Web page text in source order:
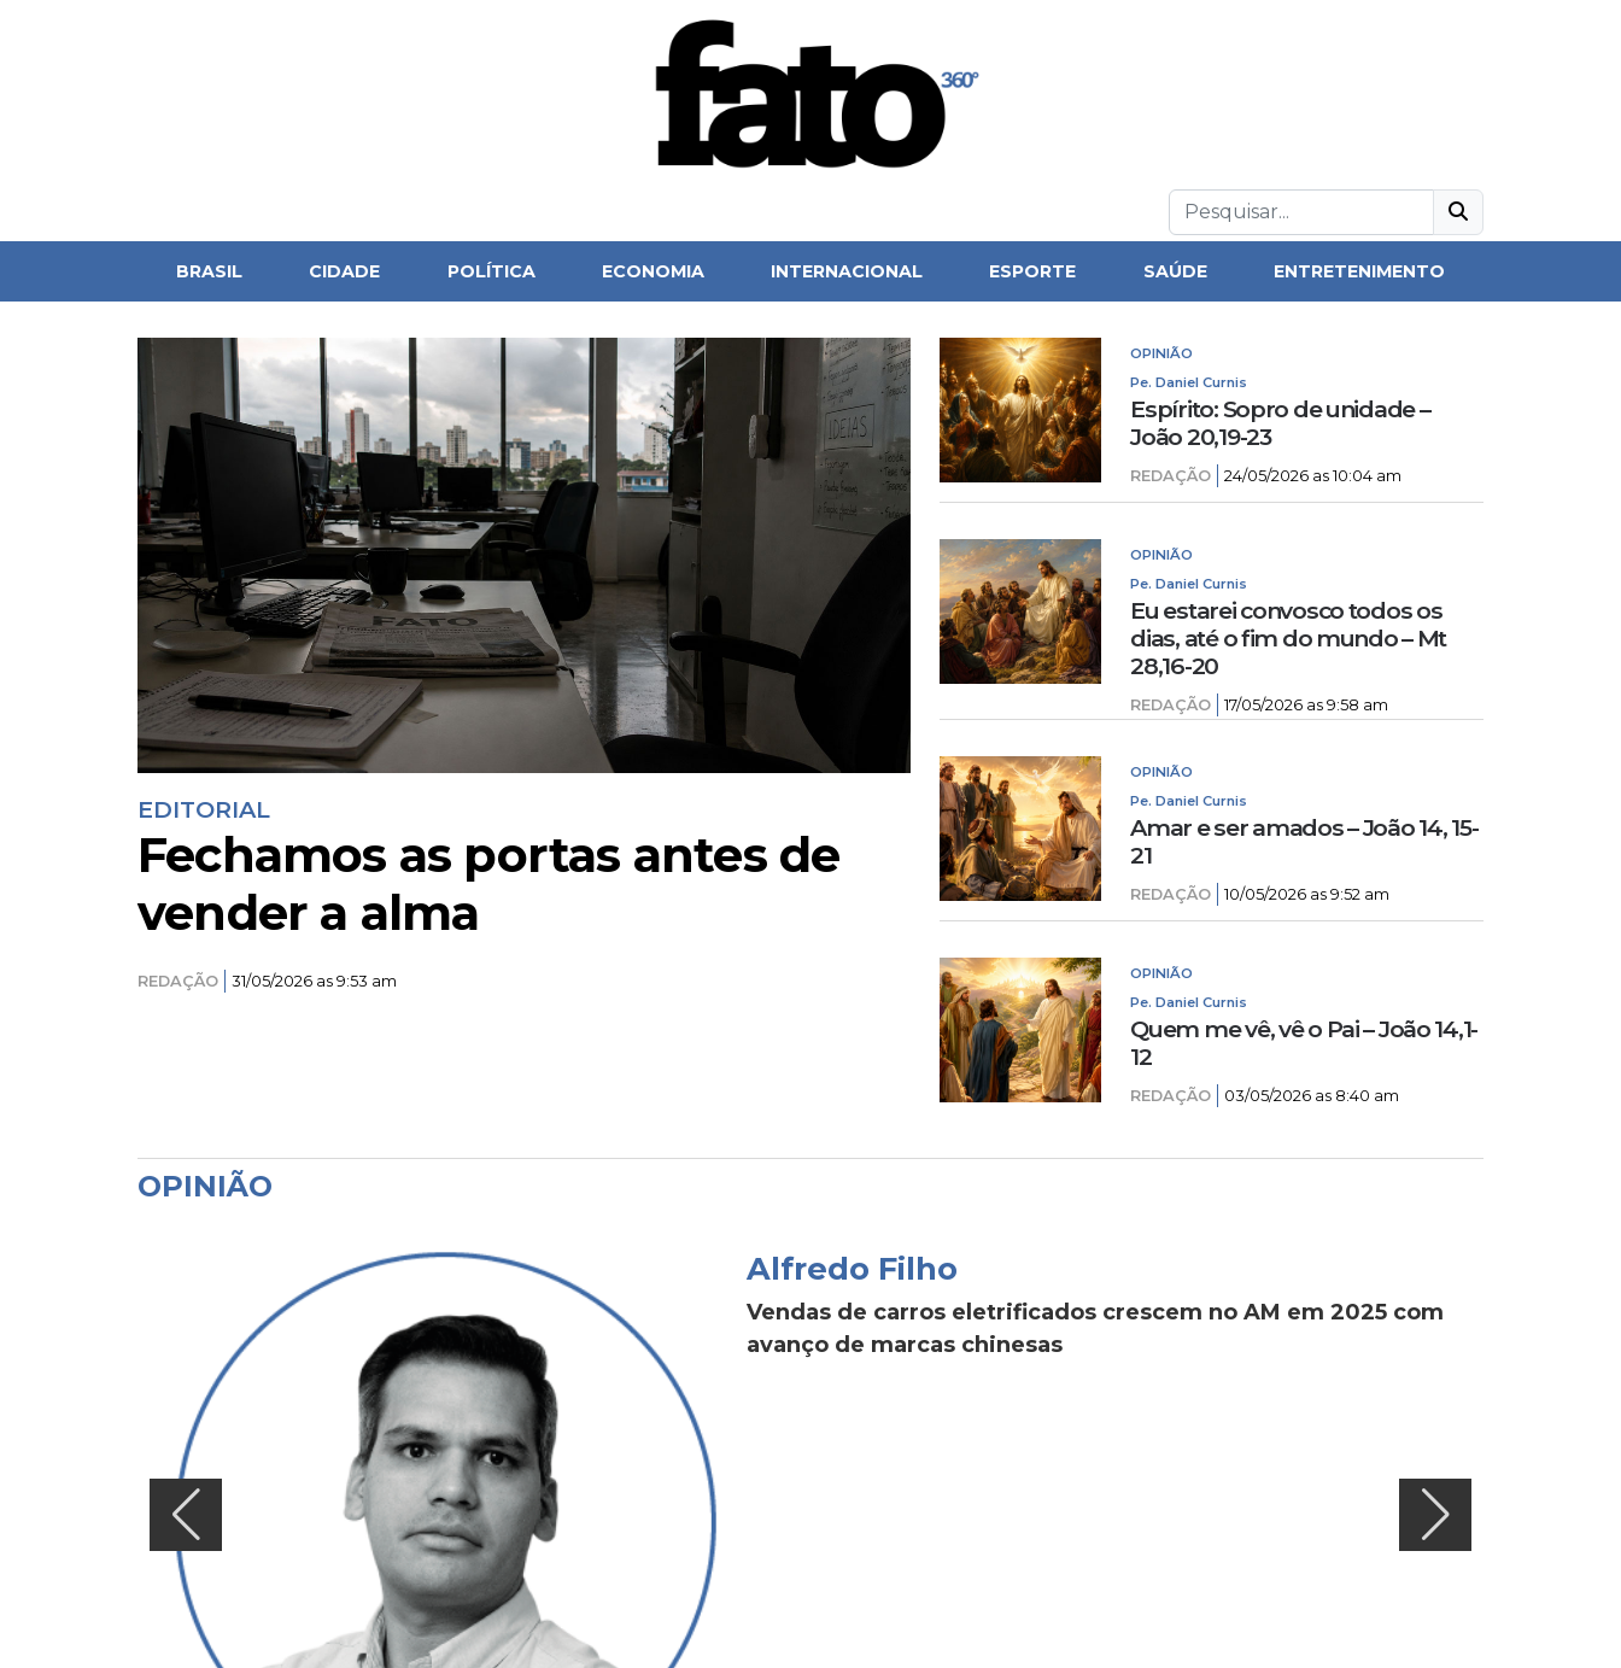
BRASIL CIDADE POLÍTICA ECONOMIA INTERNACIONAL ESPORTE SAÚDE ENTRETENIMENTO
EDITORIAL
Fechamos as portas antes de
vender a alma
REDAÇÃO 31/05/2026 as 9:53 am
OPINIÃO
Pe. Daniel Curnis
Espírito: Sopro de unidade –
João 20,19-23
REDAÇÃO 24/05/2026 as 10:04 am
OPINIÃO
Pe. Daniel Curnis
Eu estarei convosco todos os
dias, até o fim do mundo – Mt
28,16-20
REDAÇÃO 17/05/2026 as 9:58 am
OPINIÃO
Pe. Daniel Curnis
Amar e ser amados – João 14, 15-
21
REDAÇÃO 10/05/2026 as 9:52 am
OPINIÃO
Pe. Daniel Curnis
Quem me vê, vê o Pai – João 14,1-
12
REDAÇÃO 03/05/2026 as 8:40 am
OPINIÃO
Alfredo Filho
Vendas de carros eletrificados crescem no AM em 2025 com
avanço de marcas chinesas